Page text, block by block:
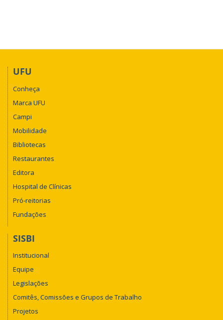
UFU
Conheça
Marca UFU
Campi
Mobilidade
Bibliotecas
Restaurantes
Editora
Hospital de Clínicas
Pró-reitorias
Fundações
SISBI
Institucional
Equipe
Legislações
Comitês, Comissões e Grupos de Trabalho
Projetos